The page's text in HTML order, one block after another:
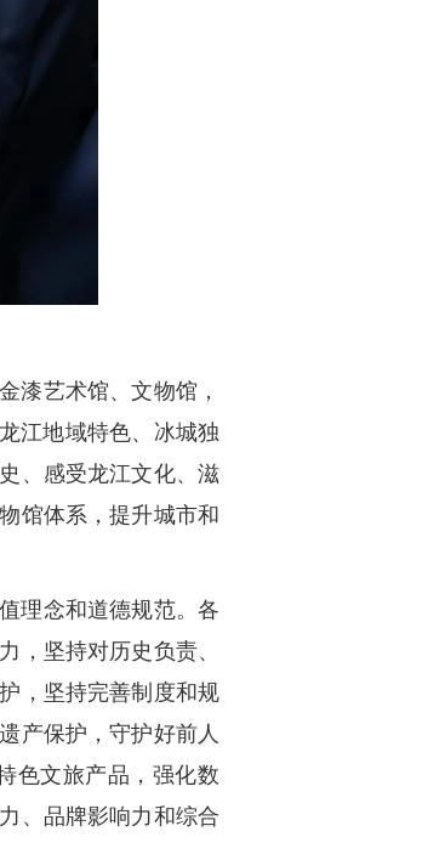
漆艺术馆、文物馆，
江地域特色、冰城独
、感受龙江文化、滋
馆体系，提升城市和
理念和道德规范。各
，坚持对历史负责、
，坚持完善制度和规
产保护，守护好前人
色文旅产品，强化数
、品牌影响力和综合